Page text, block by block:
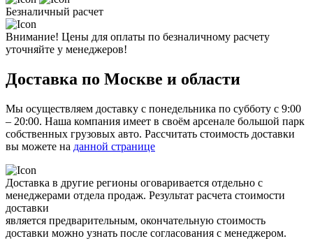
Безналичный расчет
Внимание! Цены для оплаты по безналичному расчету
уточняйте у менеджеров!
Доставка по Москве и области
Мы осуществляем доставку с понедельника по субботу с 9:00
– 20:00. Наша компания имеет в своём арсенале большой парк
собственных грузовых авто. Рассчитать стоимость доставки
вы можете на данной странице
Доставка в другие регионы оговаривается отдельно с
менеджерами отдела продаж. Результат расчета стоимости
доставки
является предварительным, окончательную стоимость
доставки можно узнать после согласования с менеджером.